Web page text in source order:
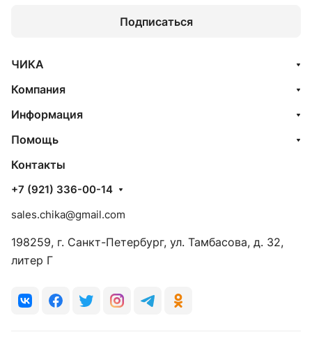
Подписаться
ЧИКА
Компания
Информация
Помощь
Контакты
+7 (921) 336-00-14
sales.chika@gmail.com
198259, г. Санкт-Петербург, ул. Тамбасова, д. 32,
литер Г